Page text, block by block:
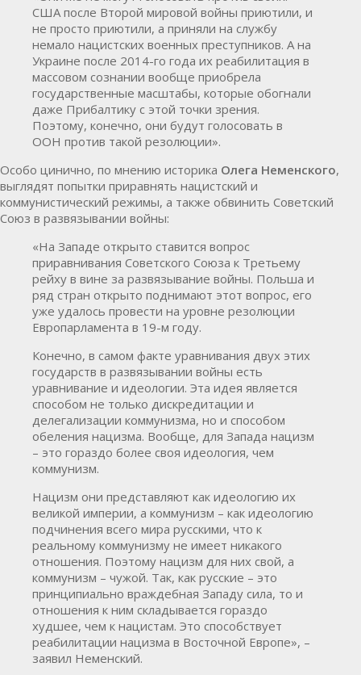
США после Второй мировой войны приютили, и
не просто приютили, а приняли на службу
немало нацистских военных преступников. А на
Украине после 2014-го года их реабилитация в
массовом сознании вообще приобрела
государственные масштабы, которые обогнали
даже Прибалтику с этой точки зрения.
Поэтому, конечно, они будут голосовать в
ООН против такой резолюции».
Особо цинично, по мнению историка Олега Неменского,
выглядят попытки приравнять нацистский и
коммунистический режимы, а также обвинить Советский
Союз в развязывании войны:
«На Западе открыто ставится вопрос
приравнивания Советского Союза к Третьему
рейху в вине за развязывание войны. Польша и
ряд стран открыто поднимают этот вопрос, его
уже удалось провести на уровне резолюции
Европарламента в 19-м году.
Конечно, в самом факте уравнивания двух этих
государств в развязывании войны есть
уравнивание и идеологии. Эта идея является
способом не только дискредитации и
делегализации коммунизма, но и способом
обеления нацизма. Вообще, для Запада нацизм
– это гораздо более своя идеология, чем
коммунизм.
Нацизм они представляют как идеологию их
великой империи, а коммунизм – как идеологию
подчинения всего мира русскими, что к
реальному коммунизму не имеет никакого
отношения. Поэтому нацизм для них свой, а
коммунизм – чужой. Так, как русские – это
принципиально враждебная Западу сила, то и
отношения к ним складывается гораздо
худшее, чем к нацистам. Это способствует
реабилитации нацизма в Восточной Европе», –
заявил Неменский.